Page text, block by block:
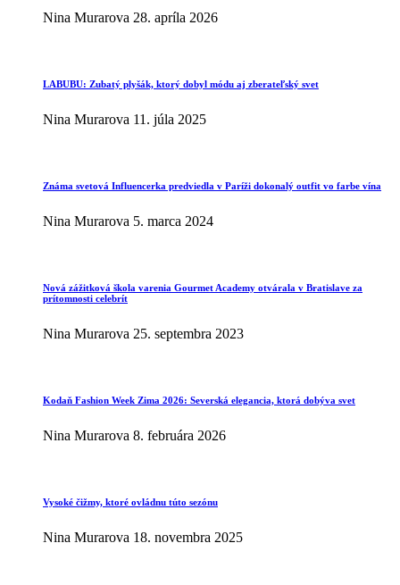
Nina Murarova 28. apríla 2026
LABUBU: Zubatý plyšák, ktorý dobyl módu aj zberateľský svet
Nina Murarova 11. júla 2025
Známa svetová Influencerka predviedla v Paríži dokonalý outfit vo farbe vína
Nina Murarova 5. marca 2024
Nová zážitková škola varenia Gourmet Academy otvárala v Bratislave za
prítomnosti celebrít
Nina Murarova 25. septembra 2023
Kodaň Fashion Week Zima 2026: Severská elegancia, ktorá dobýva svet
Nina Murarova 8. februára 2026
Vysoké čižmy, ktoré ovládnu túto sezónu
Nina Murarova 18. novembra 2025